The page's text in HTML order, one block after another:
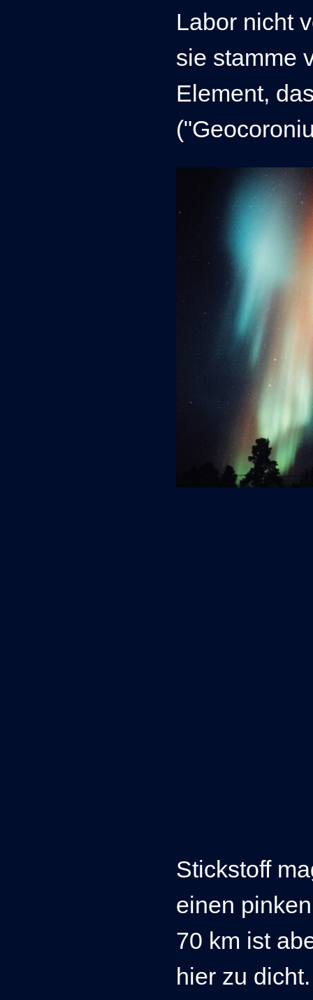
Labor nicht
sie stamme
Element,
Stickstoff
einen
70 km ist
hier zu dicht.